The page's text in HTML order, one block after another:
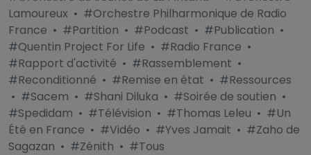
Lamoureux • #Orchestre Philharmonique de Radio
France • #Partition • #Podcast • #Publication •
#Quentin Project For Life • #Radio France •
#Rapport d'activité • #Rassemblement •
#Reconditionné • #Remise en état • #Ressources
• #Sacem • #Shani Diluka • #Soirée de soutien •
#Spedidam • #Télévision • #Thomas Leleu • #Un
Été en France • #Vidéo • #Yves Jamait • #Zaho de
Sagazan • #Zénith • #Tous